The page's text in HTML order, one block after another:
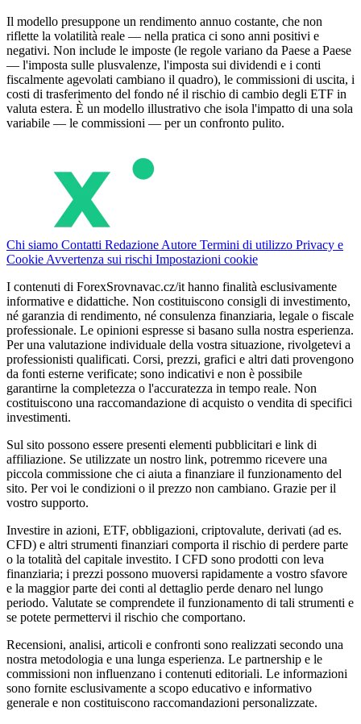
Il modello presuppone un rendimento annuo costante, che non
riflette la volatilità reale — nella pratica ci sono anni positivi e
negativi. Non include le imposte (le regole variano da Paese a Paese
— l'imposta sulle plusvalenze, l'imposta sui dividendi e i conti
fiscalmente agevolati cambiano il quadro), le commissioni di uscita, i
costi di trasferimento del fondo né il rischio di cambio degli ETF in
valuta estera. È un modello illustrativo che isola l'impatto di una sola
variabile — le commissioni — per un confronto pulito.
Chi siamo Contatti Redazione Autore Termini di utilizzo Privacy e
Cookie Avvertenza sui rischi Impostazioni cookie
I contenuti di ForexSrovnavac.cz/it hanno finalità esclusivamente
informative e didattiche. Non costituiscono consigli di investimento,
né garanzia di rendimento, né consulenza finanziaria, legale o fiscale
professionale. Le opinioni espresse si basano sulla nostra esperienza.
Per una valutazione individuale della vostra situazione, rivolgetevi a
professionisti qualificati. Corsi, prezzi, grafici e altri dati provengono
da fonti esterne verificate; sono indicativi e non è possibile
garantirne la completezza o l'accuratezza in tempo reale. Non
costituiscono una raccomandazione di acquisto o vendita di specifici
investimenti.
Sul sito possono essere presenti elementi pubblicitari e link di
affiliazione. Se utilizzate un nostro link, potremmo ricevere una
piccola commissione che ci aiuta a finanziare il funzionamento del
sito. Per voi le condizioni o il prezzo non cambiano. Grazie per il
vostro supporto.
Investire in azioni, ETF, obbligazioni, criptovalute, derivati (ad es.
CFD) e altri strumenti finanziari comporta il rischio di perdere parte
o la totalità del capitale investito. I CFD sono prodotti con leva
finanziaria; i prezzi possono muoversi rapidamente a vostro sfavore
e la maggior parte dei conti al dettaglio perde denaro nel lungo
periodo. Valutate se comprendete il funzionamento di tali strumenti e
se potete permettervi il rischio che comportano.
Recensioni, analisi, articoli e confronti sono realizzati secondo una
nostra metodologia e una lunga esperienza. Le partnership e le
commissioni non influenzano i contenuti editoriali. Le informazioni
sono fornite esclusivamente a scopo educativo e informativo
generale e non costituiscono raccomandazioni personalizzate.